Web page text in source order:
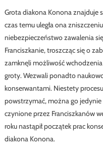
Grota diakona Konona znajduje
czas temu uległa ona
niebezpieczeństwo zawalenia
Franciszkanie, troszcząc się o
zamknęli możliwość
groty. Wezwali ponadto
konserwantami. Niestety
powstrzymać, można go
czynione przez Franciszkanów
roku nastąpił początek prac
diakona Konona.